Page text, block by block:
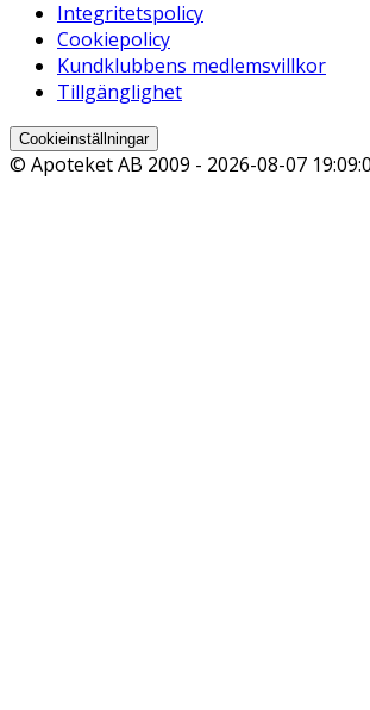
Integritetspolicy
Cookiepolicy
Kundklubbens medlemsvillkor
Tillgänglighet
Cookieinställningar
© Apoteket AB 2009 - 2026-08-07